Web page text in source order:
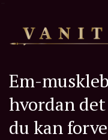
¨
Em-
hvordan
du kan